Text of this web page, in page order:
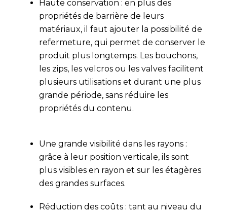
Haute conservation : en plus des
propriétés de barrière de leurs
matériaux, il faut ajouter la possibilité de
refermeture, qui permet de conserver le
produit plus longtemps. Les bouchons,
les zips, les velcros ou les valves facilitent
plusieurs utilisations et durant une plus
grande période, sans réduire les
propriétés du contenu.
Une grande visibilité dans les rayons :
grâce à leur position verticale, ils sont
plus visibles en rayon et sur les étagères
des grandes surfaces.
Réduction des coûts : tant au niveau du